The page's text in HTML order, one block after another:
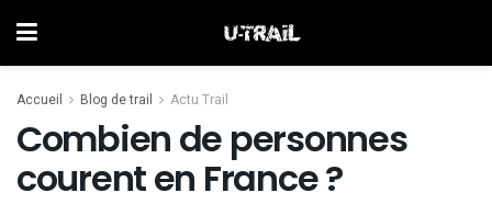
Accueil Blog de trail Actu Trail
Combien de personnes
courent en France ?